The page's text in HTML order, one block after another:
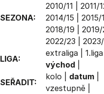
SEZONA:
2010/11
2011/
2014/15
2015/
2018/19
2019/
2022/23
LIGA:
extraliga 1.liga
východ
SEŘADIT:
kolo datum
vzestupně